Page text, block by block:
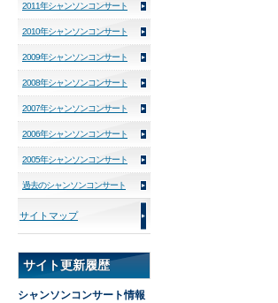
2011年シャンソンコンサート
2010年シャンソンコンサート
2009年シャンソンコンサート
2008年シャンソンコンサート
2007年シャンソンコンサート
2006年シャンソンコンサート
2005年シャンソンコンサート
過去のシャンソンコンサート
サイトマップ
サイト更新履歴
シャンソンコンサート情報